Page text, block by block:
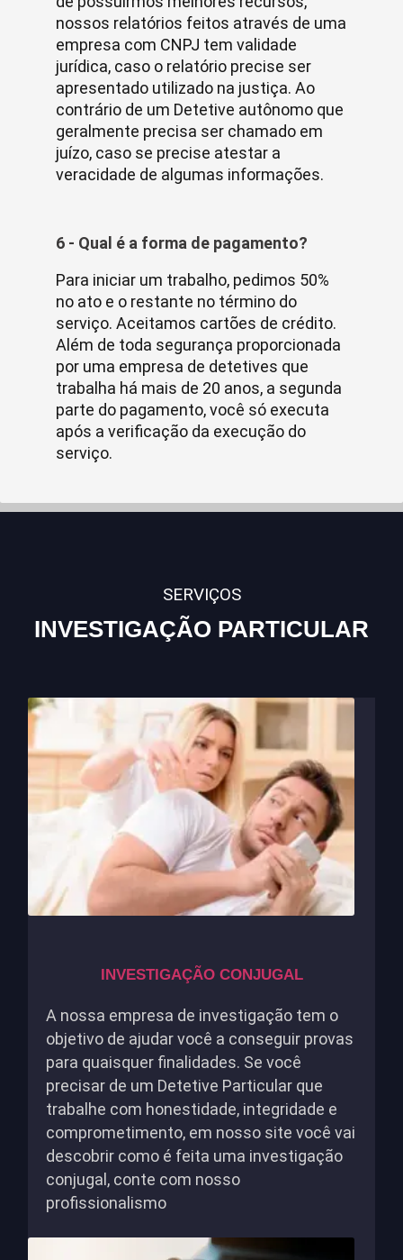
nossos relatórios feitos através de uma
empresa com CNPJ tem validade
jurídica, caso o relatório precise ser
apresentado utilizado na justiça. Ao
contrário de um Detetive autônomo que
geralmente precisa ser chamado em
juízo, caso se precise atestar a
veracidade de algumas informações.
6 - Qual é a forma de pagamento?
Para iniciar um trabalho, pedimos 50%
no ato e o restante no término do
serviço. Aceitamos cartões de crédito.
Além de toda segurança proporcionada
por uma empresa de detetives que
trabalha há mais de 20 anos, a segunda
parte do pagamento, você só executa
após a verificação da execução do
serviço.
SERVIÇOS
INVESTIGAÇÃO PARTICULAR
INVESTIGAÇÃO CONJUGAL
A nossa empresa de investigação tem o
objetivo de ajudar você a conseguir provas
para quaisquer finalidades. Se você
precisar de um Detetive Particular que
trabalhe com honestidade, integridade e
comprometimento, em nosso site você vai
descobrir como é feita uma investigação
conjugal, conte com nosso
profissionalismo